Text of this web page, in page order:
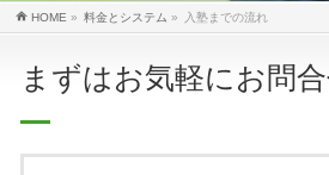
HOME » 料金とシステム » 入塾までの流れ
まずはお気軽にお問